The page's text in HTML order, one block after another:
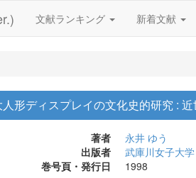
文献ランキング 新着文献
人形ディスプレイの文化史的研究 :
著者
永井 ゆう
出版者
武庫川女子大学
巻号頁・発行日
1998